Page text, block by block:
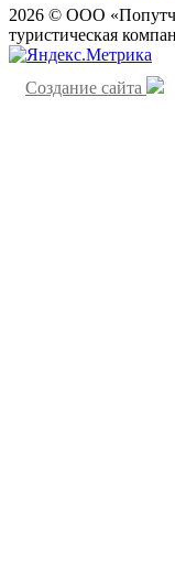
2026 © ООО
туристическая
Создание сайта